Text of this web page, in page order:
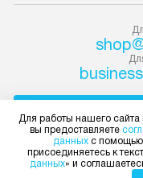
с менеджером. За
взимается
Важно учесть, что
то сотрудники
службы не могут
дверцы, ручки или
Для работы нашего сайта
вы предоставляете
данных с помощью
присоединяетесь к
данных» и